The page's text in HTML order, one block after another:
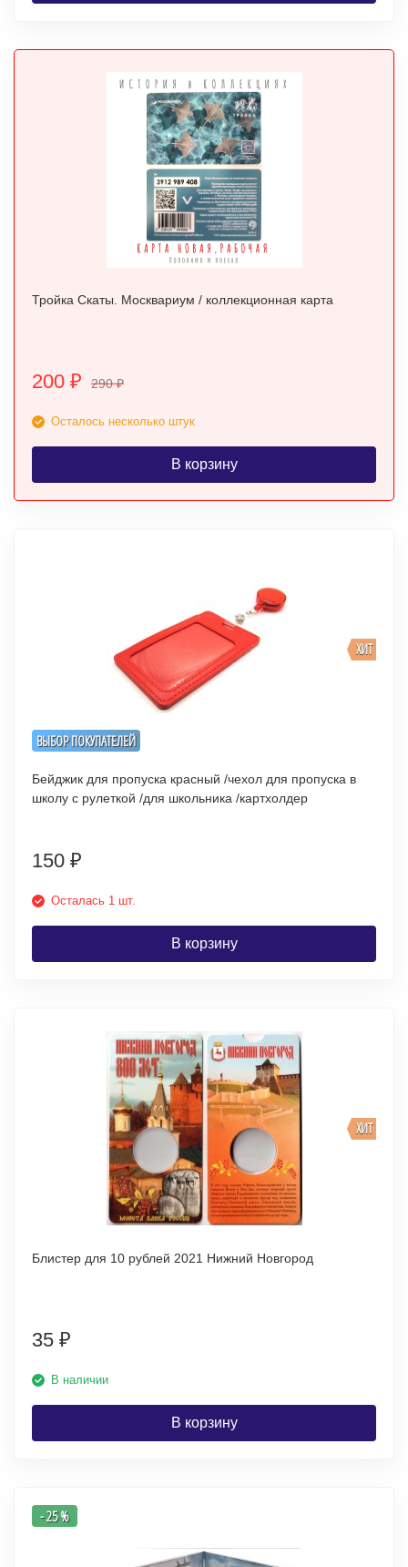
Тройка Скаты. Москвариум / коллекционная карта
200 ₽ 290₽
Осталось несколько штук
В корзину
ВЫБОР ПОКУПАТЕЛЕЙ
ХИТ
Бейджик для пропуска красный /чехол для пропуска в
школу с рулеткой /для школьника /картхолдер
150 ₽
Осталась 1 шт.
В корзину
ХИТ
Блистер для 10 рублей 2021 Нижний Новгород
35 ₽
В наличии
В корзину
- 25 %